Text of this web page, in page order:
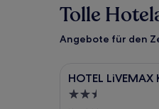
Tolle
Angebote für den
Bildergalerie
für
HOTEL
HOTEL LiVEMAX
2.5-